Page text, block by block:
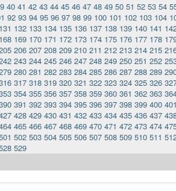
40 41 42 43 44 45 46 47 48 49 50 51 52 53 54
92 93 94 95 96 97 98 99 100 101 102 103 104
131 132 133 134 135 136 137 138 139 140 141
168 169 170 171 172 173 174 175 176 177 178
206 207 208 209 210 211 212 213 214 215
243 244 245 246 247 248 249 250 251 252
280 281 282 283 284 285 286 287 288 289
317 318 319 320 321 322 323 324 325 326
354 355 356 357 358 359 360 361 362 363
391 392 393 394 395 396 397 398 399 400 401
428 429 430 431 432 433 434 435 436 437
465 466 467 468 469 470 471 472 473 474
502 503 504 505 506 507 508 509 510 511
529